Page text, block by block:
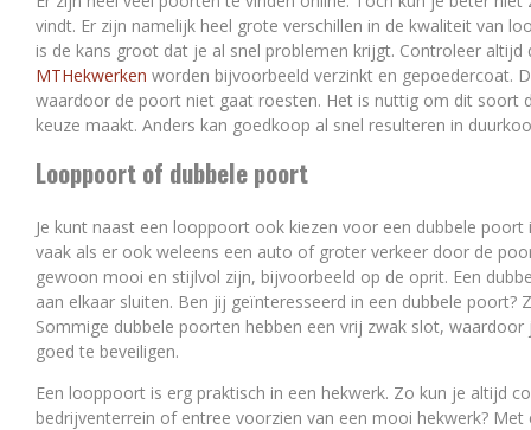
vindt. Er zijn namelijk heel grote verschillen in de kwaliteit van
is de kans groot dat je al snel problemen krijgt. Controleer
MTHekwerken worden bijvoorbeeld verzinkt en gepoedercoat.
waardoor de poort niet gaat roesten. Het is nuttig om dit soort
keuze maakt. Anders kan goedkoop al snel resulteren in
Looppoort of dubbele poort
Je kunt naast een looppoort ook kiezen voor een dubbele
vaak als er ook weleens een auto of groter verkeer door de
gewoon mooi en stijlvol zijn, bijvoorbeeld op de oprit. Een
aan elkaar sluiten. Ben jij geïnteresseerd in een dubbele
Sommige dubbele poorten hebben een vrij zwak slot,
goed te beveiligen.
Een looppoort is erg praktisch in een hekwerk. Zo kun je altijd
bedrijventerrein of entree voorzien van een mooi hekwerk?